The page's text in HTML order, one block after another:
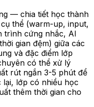
— chia tiết học thành
thể (warm-up, input,
trình cứng nhắc, AI
gian đệm) giữa các
và đặc điểm lớp
có thể xử lý
rút ngắn 3-5 phút để
lại, lớp có nhiều học
thêm thời gian cho